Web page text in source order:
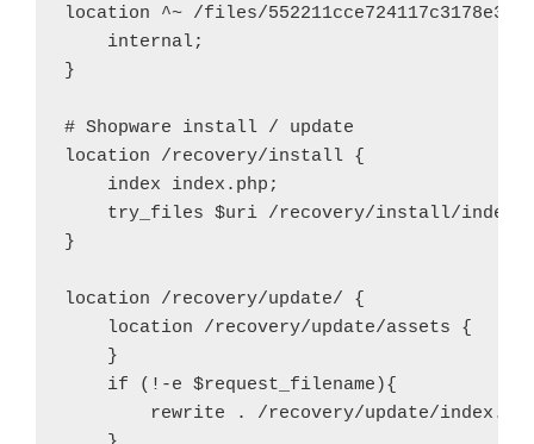
location ^~ /files/
    internal;
}
# Shopware install / update
location /recovery/install {
    index index.php;
try_files $uri /recovery/install/
}
location /recovery/update/ {
    location /recovery/update/assets {
    }
    if (!-e $request_filename){
rewrite . /recovery/update/